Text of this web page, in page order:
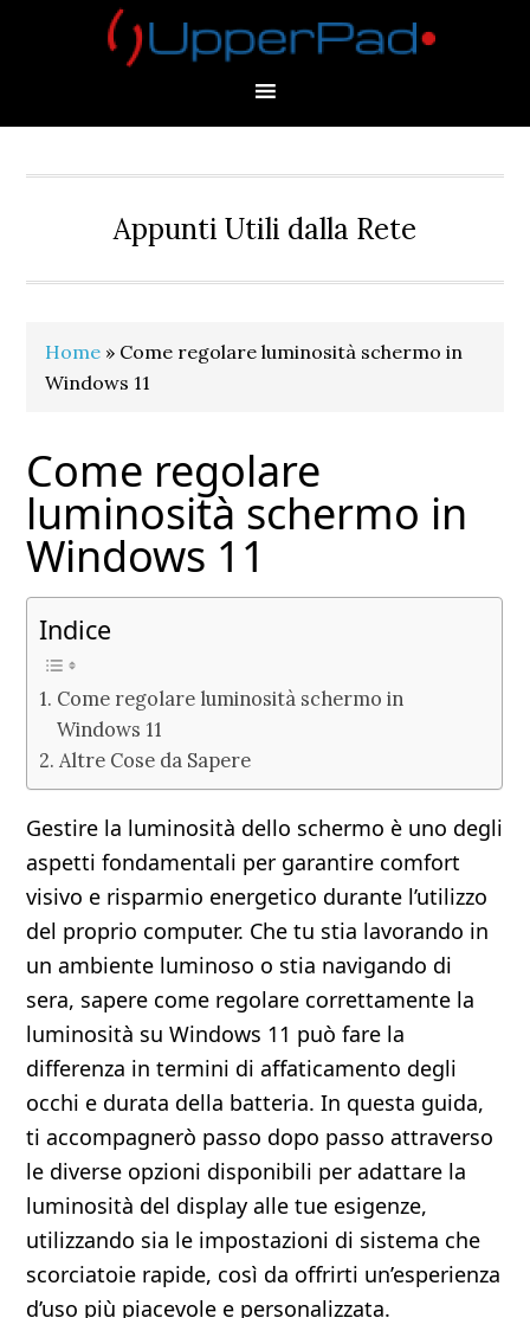
Appunti Utili dalla Rete
Home » Come regolare luminosità schermo in
Windows 11
Come regolare
luminosità schermo in
Windows 11
Indice
Come regolare luminosità schermo in
Windows 11
Altre Cose da Sapere
Gestire la luminosità dello schermo è uno degli
aspetti fondamentali per garantire comfort
visivo e risparmio energetico durante l’utilizzo
del proprio computer. Che tu stia lavorando in
un ambiente luminoso o stia navigando di
sera, sapere come regolare correttamente la
luminosità su Windows 11 può fare la
differenza in termini di affaticamento degli
occhi e durata della batteria. In questa guida,
ti accompagnerò passo dopo passo attraverso
le diverse opzioni disponibili per adattare la
luminosità del display alle tue esigenze,
utilizzando sia le impostazioni di sistema che
scorciatoie rapide, così da offrirti un’esperienza
d’uso più piacevole e personalizzata.